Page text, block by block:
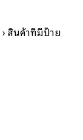
›สินค้าที่มีป้าย